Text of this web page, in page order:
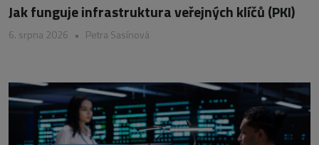
Jak funguje infrastruktura veřejných klíčů (PKI)
6. srpna 2026 • Petra Sasínová